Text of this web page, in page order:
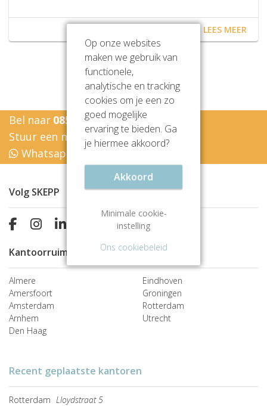
LEES MEER
Op onze websites
maken we gebruik van
functionele,
analytische en tracking
cookies om je een zo
goed mogelijke
ervaring te bieden. Ga
je hiermee akkoord?
Akkoord
Minimale cookie-
instelling
Ons cookiebeleid
Bel naar 085-7605770
Stuur een mail naar info@sollf.com
Whatsapp naar +31 85 877 05 19
Volg SKEPP
Kantoorruimte huren
Almere
Amersfoort
Amsterdam
Arnhem
Den Haag
Eindhoven
Groningen
Rotterdam
Utrecht
Recent geplaatste kantoren
Rotterdam Lloydstraat 5